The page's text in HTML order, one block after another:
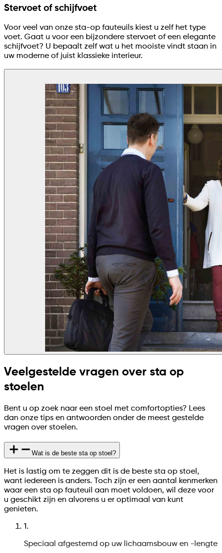
Stervoet of schijfvoet
Voor veel van onze sta-op fauteuils kiest u zelf het type
voet. Gaat u voor een bijzondere stervoet of een elegante
schijfvoet? U bepaalt zelf wat u het mooiste vindt staan in
uw moderne of juist klassieke interieur.
Veelgestelde vragen over sta op
stoelen
Bent u op zoek naar een stoel met comfortopties? Lees
dan onze tips en antwoorden onder de meest gestelde
vragen over stoelen.
Wat is de beste sta op stoel?
Het is lastig om te zeggen dit is de beste sta op stoel,
want iedereen is anders. Toch zijn er een aantal kenmerken
waar een sta op fauteuil aan moet voldoen, wil deze voor
u geschikt zijn en alvorens u er optimaal van kunt
genieten.
1.
Speciaal afgestemd op uw lichaamsbouw en -lengte